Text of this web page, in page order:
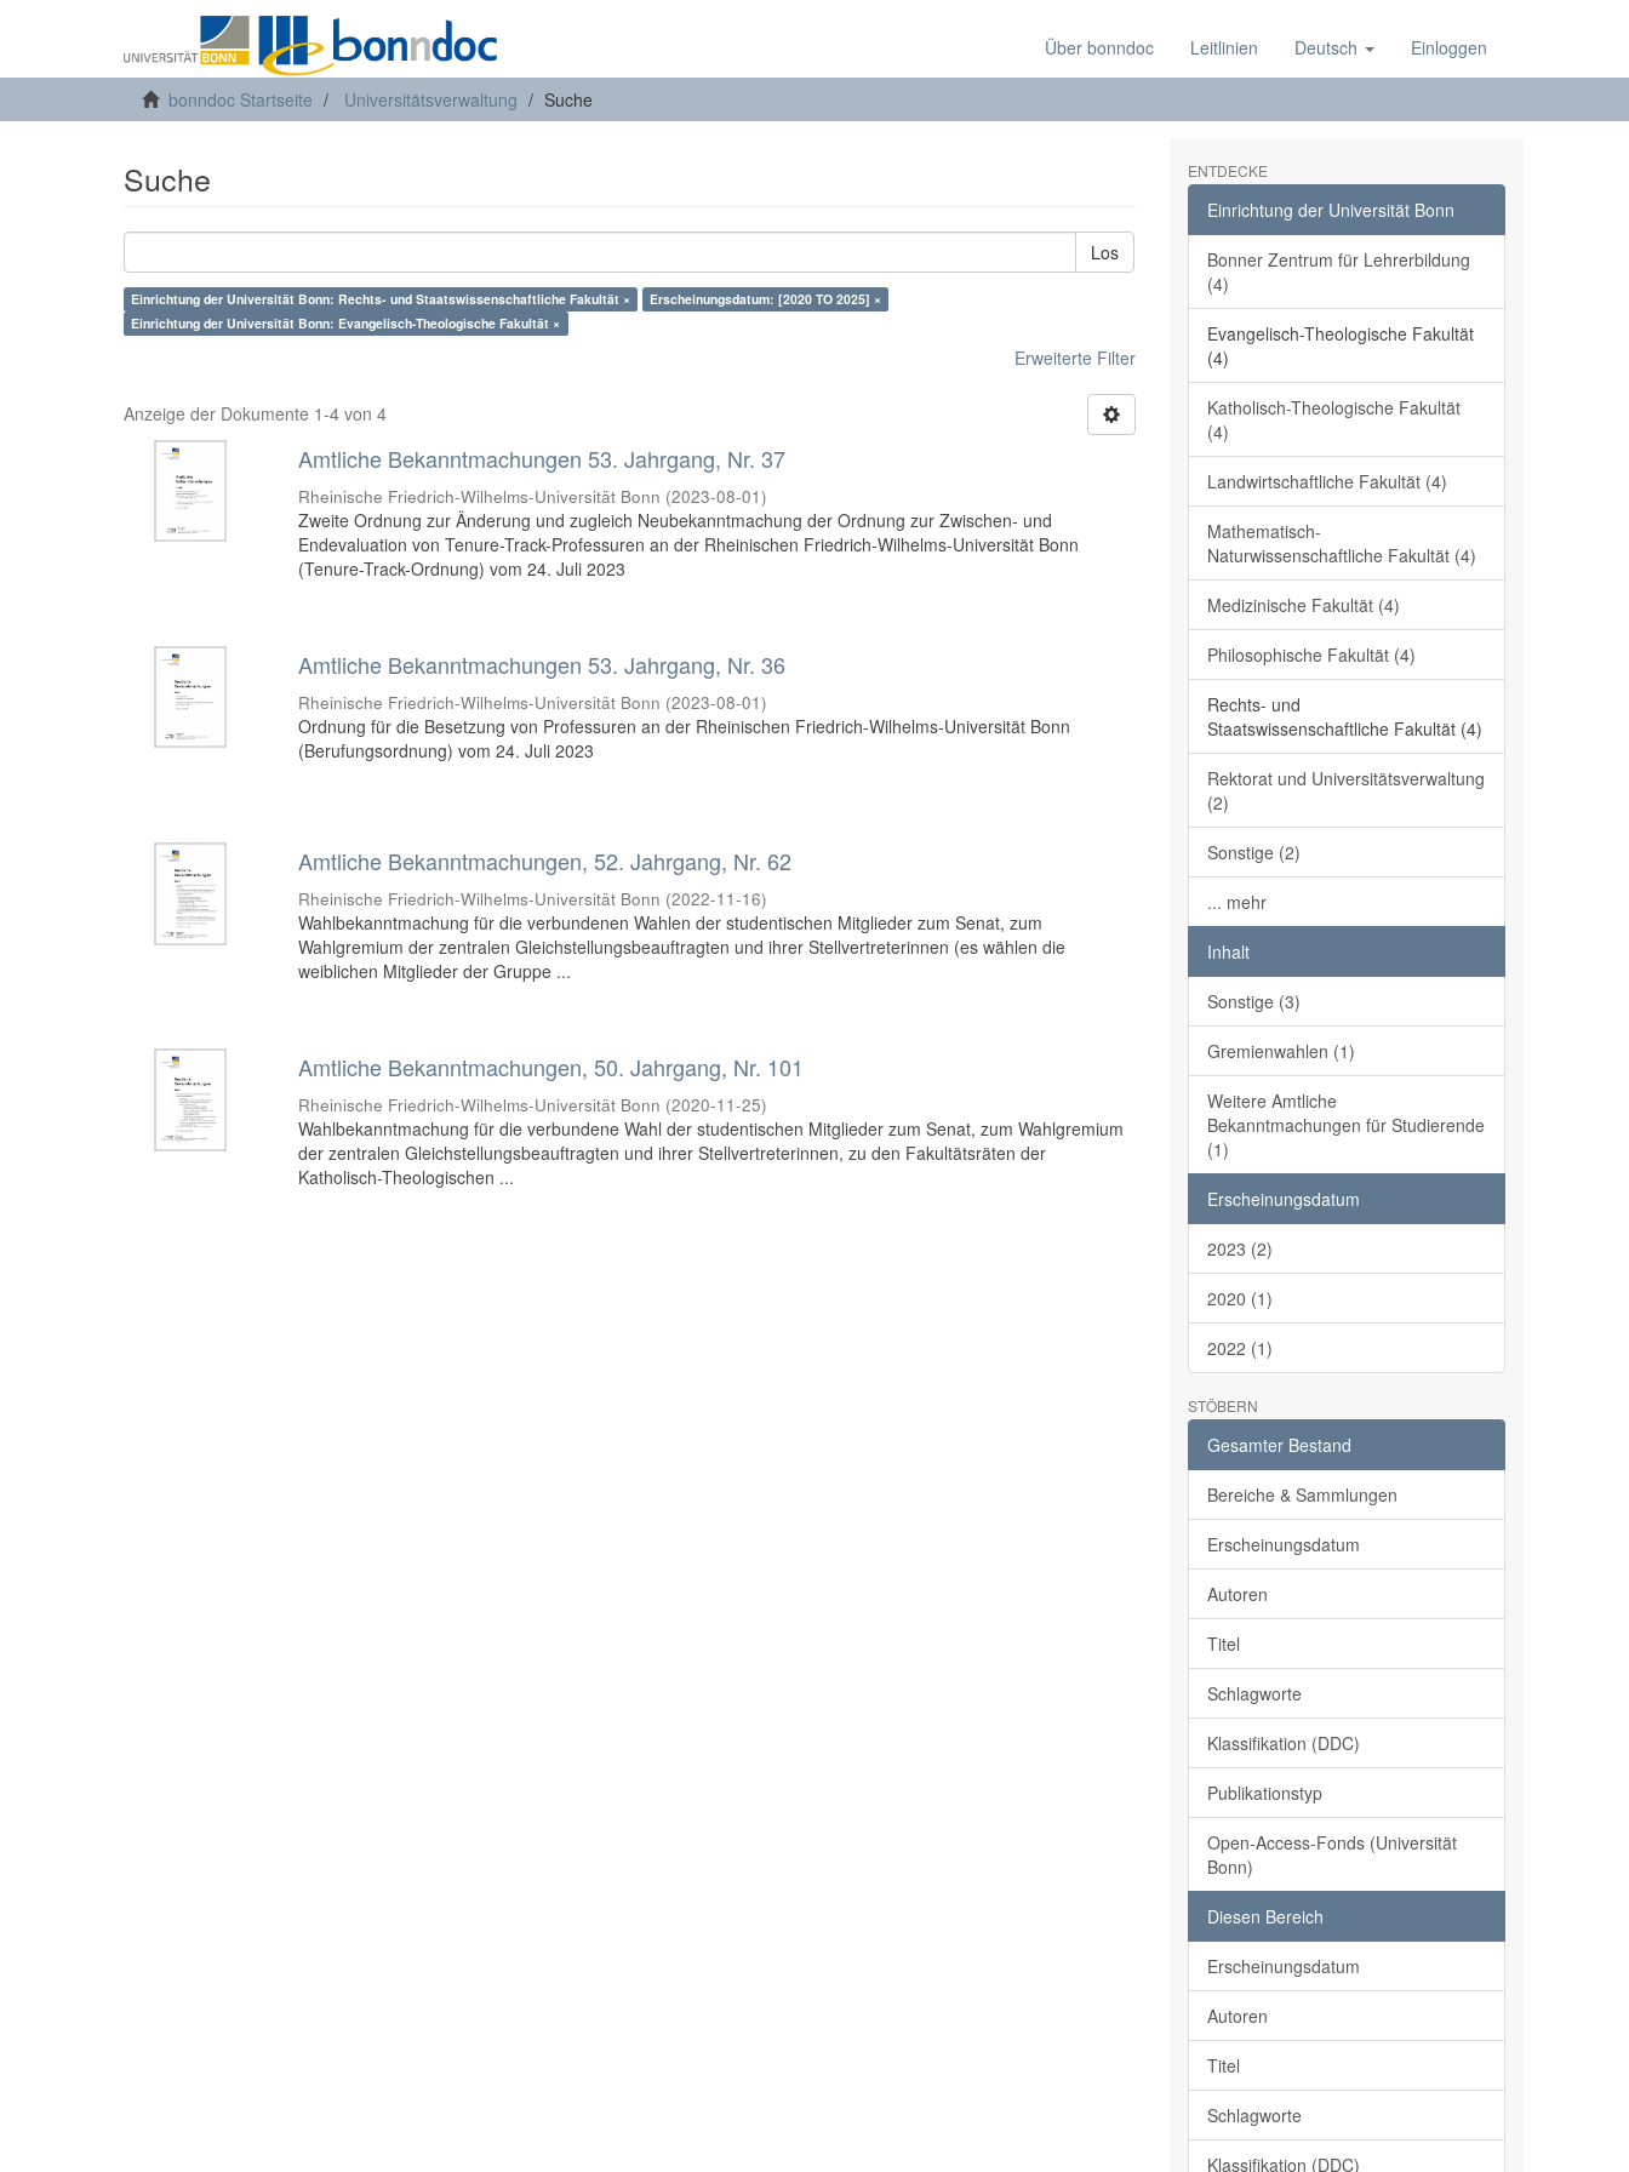
Über bonndoc Leitlinien Deutsch Einloggen
bonndoc Startseite Universitätsverwaltung Suche
Suche
Los
Einrichtung der Universität Bonn: Rechts- und Staatswissenschaftliche Fakultät ×
Erscheinungsdatum: [2020 TO 2025] ×
Einrichtung der Universität Bonn: Evangelisch-Theologische Fakultät ×
Erweiterte Filter
Anzeige der Dokumente 1-4 von 4
Amtliche Bekanntmachungen 53. Jahrgang, Nr. 37
Rheinische Friedrich-Wilhelms-Universität Bonn (2023-08-01)
Zweite Ordnung zur Änderung und zugleich Neubekanntmachung der Ordnung zur Zwischen- und
Endevaluation von Tenure-Track-Professuren an der Rheinischen Friedrich-Wilhelms-Universität Bonn
(Tenure-Track-Ordnung) vom 24. Juli 2023
Amtliche Bekanntmachungen 53. Jahrgang, Nr. 36
Rheinische Friedrich-Wilhelms-Universität Bonn (2023-08-01)
Ordnung für die Besetzung von Professuren an der Rheinischen Friedrich-Wilhelms-Universität Bonn
(Berufungsordnung) vom 24. Juli 2023
Amtliche Bekanntmachungen, 52. Jahrgang, Nr. 62
Rheinische Friedrich-Wilhelms-Universität Bonn (2022-11-16)
Wahlbekanntmachung für die verbundenen Wahlen der studentischen Mitglieder zum Senat, zum
Wahlgremium der zentralen Gleichstellungsbeauftragten und ihrer Stellvertreterinnen (es wählen die
weiblichen Mitglieder der Gruppe ...
Amtliche Bekanntmachungen, 50. Jahrgang, Nr. 101
Rheinische Friedrich-Wilhelms-Universität Bonn (2020-11-25)
Wahlbekanntmachung für die verbundene Wahl der studentischen Mitglieder zum Senat, zum Wahlgremium
der zentralen Gleichstellungsbeauftragten und ihrer Stellvertreterinnen, zu den Fakultätsräten der
Katholisch-Theologischen ...
ENTDECKE
Einrichtung der Universität Bonn
Bonner Zentrum für Lehrerbildung
(4)
Evangelisch-Theologische Fakultät
(4)
Katholisch-Theologische Fakultät
(4)
Landwirtschaftliche Fakultät (4)
Mathematisch-
Naturwissenschaftliche Fakultät (4)
Medizinische Fakultät (4)
Philosophische Fakultät (4)
Rechts- und
Staatswissenschaftliche Fakultät (4)
Rektorat und Universitätsverwaltung
(2)
Sonstige (2)
... mehr
Inhalt
Sonstige (3)
Gremienwahlen (1)
Weitere Amtliche
Bekanntmachungen für Studierende
(1)
Erscheinungsdatum
2023 (2)
2020 (1)
2022 (1)
STÖBERN
Gesamter Bestand
Bereiche & Sammlungen
Erscheinungsdatum
Autoren
Titel
Schlagworte
Klassifikation (DDC)
Publikationstyp
Open-Access-Fonds (Universität
Bonn)
Diesen Bereich
Erscheinungsdatum
Autoren
Titel
Schlagworte
Klassifikation (DDC)